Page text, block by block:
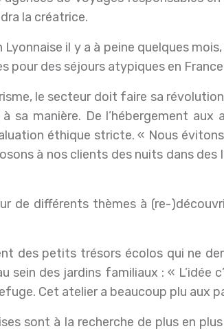
la créatrice.
il y a à peine quelques
pour des séjours atypiques en
le secteur doit faire sa
sa manière. De l’hébergement
éthique stricte. « Nous
à nos clients des nuits dans
de différents thèmes à (re-
des petits trésors écolos qui ne
sein des jardins familiaux : «
Cet atelier a beaucoup plu aux
sont à la recherche de plus en